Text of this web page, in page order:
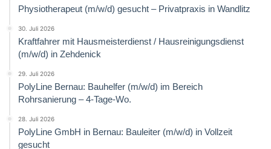
Physiotherapeut (m/w/d) gesucht – Privatpraxis in Wandlitz
30. Juli 2026
Kraftfahrer mit Hausmeisterdienst / Hausreinigungsdienst
(m/w/d) in Zehdenick
29. Juli 2026
PolyLine Bernau: Bauhelfer (m/w/d) im Bereich
Rohrsanierung – 4-Tage-Wo.
28. Juli 2026
PolyLine GmbH in Bernau: Bauleiter (m/w/d) in Vollzeit
gesucht